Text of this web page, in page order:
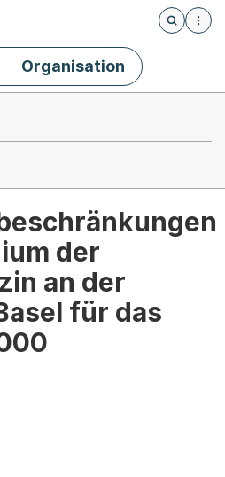
Öffnet
Organisation
der
an der
für das